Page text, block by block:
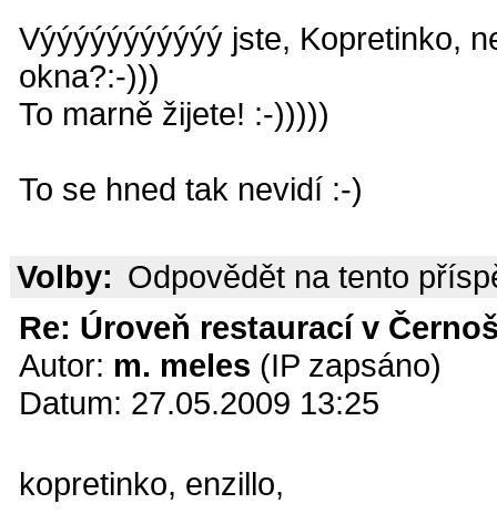
Výýýýýýýýýýý jste, Kopretinko,
okna?:-)))
To marně žijete! :-)))))
To se hned tak nevidí :-)
Volby: Odpovědět na tento
Re: Úroveň restaurací v
Autor: m. meles (IP zapsáno)
Datum: 27.05.2009 13:25
kopretinko, enzillo,